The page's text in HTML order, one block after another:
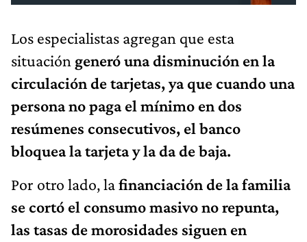
Los especialistas agregan que esta
situación generó una disminución en la
circulación de tarjetas, ya que cuando una
persona no paga el mínimo en dos
resúmenes consecutivos, el banco
bloquea la tarjeta y la da de baja.
Por otro lado, lafinanciación de la familia
se cortó el consumo masivo no repunta,
las tasas de morosidades siguen en